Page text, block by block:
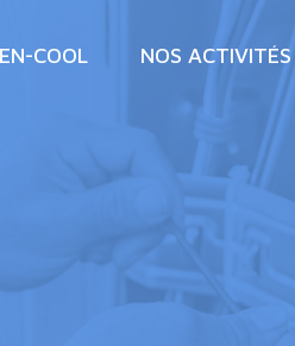
COOL NOS ACTIVITÉS